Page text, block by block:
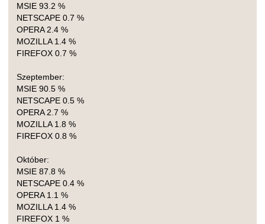
MSIE 93.2 %
NETSCAPE 0.7 %
OPERA 2.4 %
MOZILLA 1.4 %
FIREFOX 0.7 %
Szeptember:
MSIE 90.5 %
NETSCAPE 0.5 %
OPERA 2.7 %
MOZILLA 1.8 %
FIREFOX 0.8 %
Október:
MSIE 87.8 %
NETSCAPE 0.4 %
OPERA 1.1 %
MOZILLA 1.4 %
FIREFOX 1 %